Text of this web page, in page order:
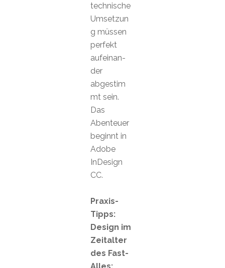
technische
Umsetzun
g müssen
perfekt
aufeinan-
der
abgestim
mt sein.
Das
Abenteuer
beginnt in
Adobe
InDesign
CC.
Praxis-
Tipps:
Design im
Zeitalter
des Fast-
Alles: